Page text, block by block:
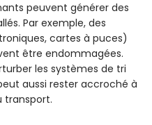
peuvent générer des
Par exemple, des
cartes à puces)
être endommagées.
les systèmes de tri
aussi rester accroché à
transport.